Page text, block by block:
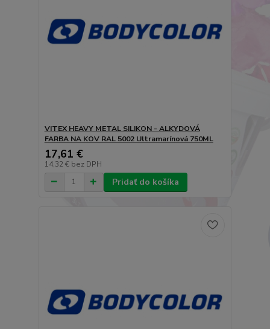
VITEX HEAVY METAL SILIKON - ALKYDOVÁ
FARBA NA KOV RAL 5002 Ultramarínová 750ML
17,61 €
14,32 € bez DPH
Pridať do košíka